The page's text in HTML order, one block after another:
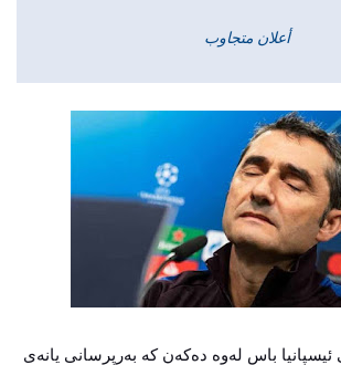
أعلان متجاوب
ئیسپانیا باس لەوە دەكەن كە بەرپرسانی یانەی